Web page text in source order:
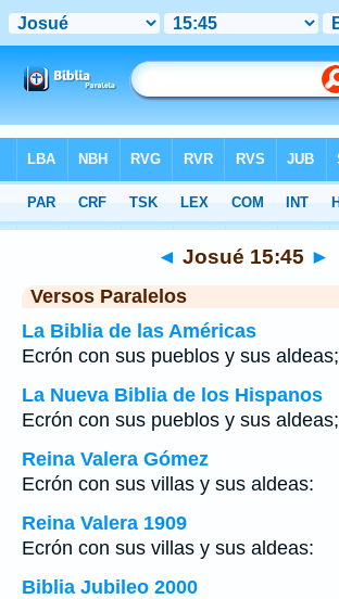
>Josué > Capítulo 15> Verso 45
◄ Josué 15:45 ►
Versos Paralelos
La Biblia de las Américas
Ecrón con sus pueblos y sus aldeas;
La Nueva Biblia de los Hispanos
Ecrón con sus pueblos y sus aldeas;
Reina Valera Gómez
Ecrón con sus villas y sus aldeas:
Reina Valera 1909
Ecrón con sus villas y sus aldeas:
Biblia Jubileo 2000